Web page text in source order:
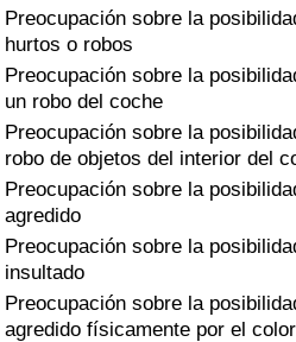
Preocupación sobre la
hurtos o robos
Preocupación sobre la
un robo del coche
Preocupación sobre la
robo de objetos del interior del
Preocupación sobre la
agredido
Preocupación sobre la
insultado
Preocupación sobre la
agredido físicamente por el
Sanidad
Índice de Sanidad (Actual)
Índice de Sanidad
Índice de Sanidad por País
Contaminación
Índice de Contaminación